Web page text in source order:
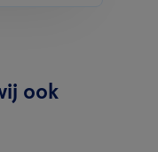
ook